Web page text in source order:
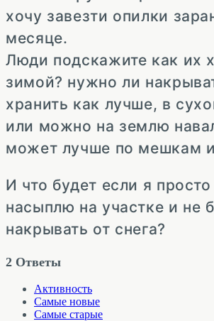
хочу завезти опилки
месяце.
Люди подскажите как их
зимой? нужно ли
хранить как лучше, в
или можно на землю
может лучше по мешкам
И что будет если я
насыплю на участке и не
накрывать от снега?
2 Ответы
Активность
Самые новые
Самые старые